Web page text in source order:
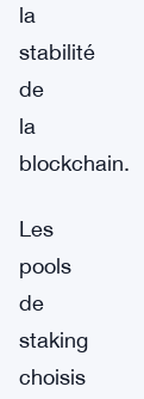
la
stabilité
de
la
blockchain.
Les
pools
de
staking
choisis